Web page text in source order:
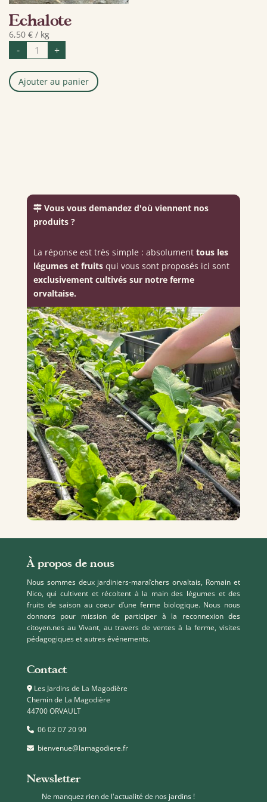
Echalote
6,50 € / kg
- quantité
de
Echalote
+
Ajouter au panier
Vous vous demandez d'où viennent nos
produits ?
La réponse est très simple : absolument tous les
légumes et fruitsqui vous sont proposés ici sont
exclusivement cultivés sur notre ferme
orvaltaise.
À propos de nous
Nous sommes deux jardiniers-maraîchers orvaltais, Romain et
Nico, qui cultivent et récoltent à la main des légumes et des
fruits de saison au coeur d’une ferme biologique. Nous nous
donnons pour mission de participer à la reconnexion des
citoyen.nes au Vivant, au travers de ventes à la ferme, visites
pédagogiques et autres événements.
Contact
Les Jardins de La Magodière
Chemin de La Magodière
44700 ORVAULT
06 02 07 20 90
bienvenue@lamagodiere.fr
Newsletter
Ne manquez rien de l'actualité de nos jardins !